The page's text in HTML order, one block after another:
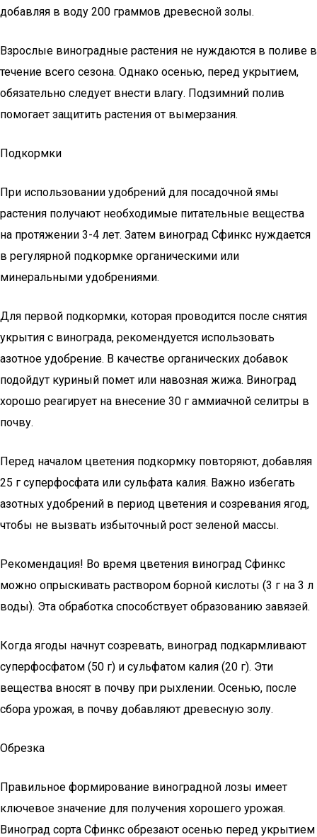
добавляя в воду 200 граммов древесной золы.
Взрослые виноградные растения не нуждаются в поливе в
течение всего сезона. Однако осенью, перед укрытием,
обязательно следует внести влагу. Подзимний полив
помогает защитить растения от вымерзания.
Подкормки
При использовании удобрений для посадочной ямы
растения получают необходимые питательные вещества
на протяжении 3-4 лет. Затем виноград Сфинкс нуждается
в регулярной подкормке органическими или
минеральными удобрениями.
Для первой подкормки, которая проводится после снятия
укрытия с винограда, рекомендуется использовать
азотное удобрение. В качестве органических добавок
подойдут куриный помет или навозная жижа. Виноград
хорошо реагирует на внесение 30 г аммиачной селитры в
почву.
Перед началом цветения подкормку повторяют, добавляя
25 г суперфосфата или сульфата калия. Важно избегать
азотных удобрений в период цветения и созревания ягод,
чтобы не вызвать избыточный рост зеленой массы.
Рекомендация! Во время цветения виноград Сфинкс
можно опрыскивать раствором борной кислоты (3 г на 3 л
воды). Эта обработка способствует образованию завязей.
Когда ягоды начнут созревать, виноград подкармливают
суперфосфатом (50 г) и сульфатом калия (20 г). Эти
вещества вносят в почву при рыхлении. Осенью, после
сбора урожая, в почву добавляют древесную золу.
Обрезка
Правильное формирование виноградной лозы имеет
ключевое значение для получения хорошего урожая.
Виноград сорта Сфинкс обрезают осенью перед укрытием